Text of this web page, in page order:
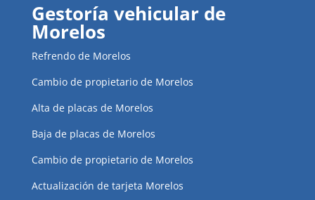
Gestoría vehicular de
Morelos
Refrendo de Morelos
Cambio de propietario de Morelos
Alta de placas de Morelos
Baja de placas de Morelos
Cambio de propietario de Morelos
Actualización de tarjeta Morelos